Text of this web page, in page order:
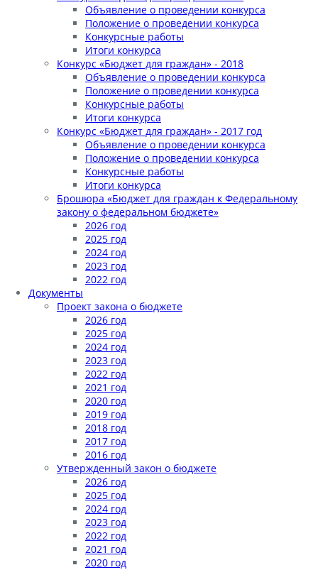
Объявление о проведении конкурса
Положение о проведении конкурса
Конкурсные работы
Итоги конкурса
Конкурс «Бюджет для граждан» - 2018
Объявление о проведении конкурса
Положение о проведении конкурса
Конкурсные работы
Итоги конкурса
Конкурс «Бюджет для граждан» - 2017 год
Объявление о проведении конкурса
Положение о проведении конкурса
Конкурсные работы
Итоги конкурса
Брошюра «Бюджет для граждан к Федеральному
закону о федеральном бюджете»
2026 год
2025 год
2024 год
2023 год
2022 год
Документы
Проект закона о бюджете
2026 год
2025 год
2024 год
2023 год
2022 год
2021 год
2020 год
2019 год
2018 год
2017 год
2016 год
Утвержденный закон о бюджете
2026 год
2025 год
2024 год
2023 год
2022 год
2021 год
2020 год